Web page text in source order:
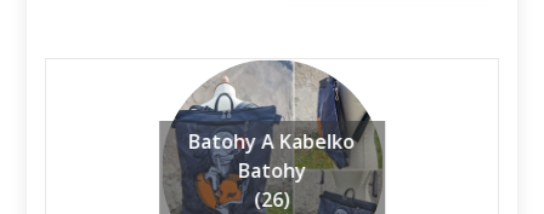
Batohy A Kabelko
Batohy
(26)